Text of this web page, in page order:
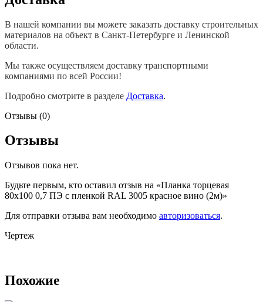
В нашей компании вы можете заказать доставку строительных
материалов на объект в Санкт-Петербурге и Ленинской
области.
Мы также осуществляем доставку транспортными
компаниями по всей России!
Подробно смотрите в разделе Доставка.
Отзывы (0)
Отзывы
Отзывов пока нет.
Будьте первым, кто оставил отзыв на «Планка торцевая
80х100 0,7 ПЭ с пленкой RAL 3005 красное вино (2м)»
Для отправки отзыва вам необходимо авторизоваться.
Чертеж
Похожие